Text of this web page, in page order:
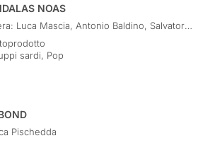
NOAS
Luca Mascia, Antonio Baldino, Salvatore
Antonio Faedda, Piero Cossu, Alberto
sardi, Pop
Pischedda